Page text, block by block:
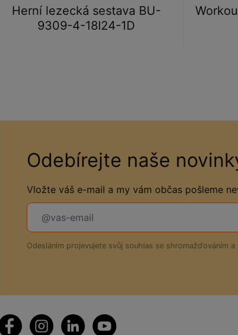
Herní lezecká sestava BU-
9309-4-18I24-1D
Odebírejte naše
Vložte váš e-mail a my vám občas pošleme
Odesláním projevujete svůj souhlas se shromažďováním a